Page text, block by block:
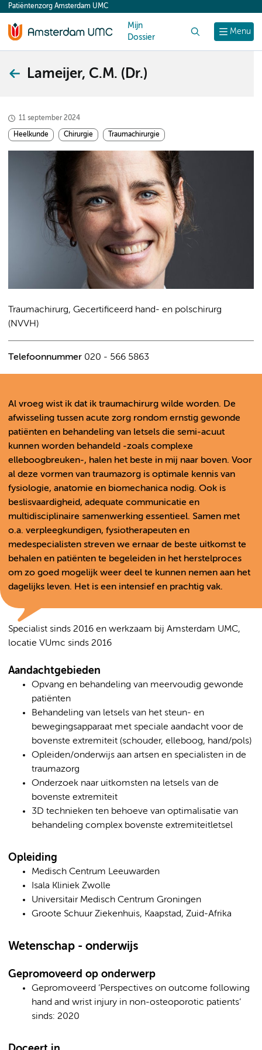
content
Menu
Patiëntenzorg Amsterdam UMC
Mijn
Dossier
Lameijer, C.M. (Dr.)
11 september 2024
Heelkunde Chirurgie Traumachirurgie
Traumachirurg, Gecertificeerd hand- en polschirurg
(NVVH)
Telefoonnummer 020 - 566 5863
Al vroeg wist ik dat ik traumachirurg wilde worden. De
afwisseling tussen acute zorg rondom ernstig gewonde
patiënten en behandeling van letsels die semi-acuut
kunnen worden behandeld -zoals complexe
elleboogbreuken-, halen het beste in mij naar boven. Voor
al deze vormen van traumazorg is optimale kennis van
fysiologie, anatomie en biomechanica nodig. Ook is
beslisvaardigheid, adequate communicatie en
multidisciplinaire samenwerking essentieel. Samen met
o.a. verpleegkundigen, fysiotherapeuten en
medespecialisten streven we ernaar de beste uitkomst te
behalen en patiënten te begeleiden in het herstelproces
om zo goed mogelijk weer deel te kunnen nemen aan het
dagelijks leven. Het is een intensief en prachtig vak.
Specialist sinds 2016 en werkzaam bij Amsterdam UMC,
locatie VUmc sinds 2016
Aandachtgebieden
Opvang en behandeling van meervoudig gewonde
patiënten
Behandeling van letsels van het steun- en
bewegingsapparaat met speciale aandacht voor de
bovenste extremiteit (schouder, elleboog, hand/pols)
Opleiden/onderwijs aan artsen en specialisten in de
traumazorg
Onderzoek naar uitkomsten na letsels van de
bovenste extremiteit
3D technieken ten behoeve van optimalisatie van
behandeling complex bovenste extremiteitletsel
Opleiding
Medisch Centrum Leeuwarden
Isala Kliniek Zwolle
Universitair Medisch Centrum Groningen
Groote Schuur Ziekenhuis, Kaapstad, Zuid-Afrika
Wetenschap - onderwijs
Gepromoveerd op onderwerp
Gepromoveerd ’Perspectives on outcome following
hand and wrist injury in non-osteoporotic patients’
sinds: 2020